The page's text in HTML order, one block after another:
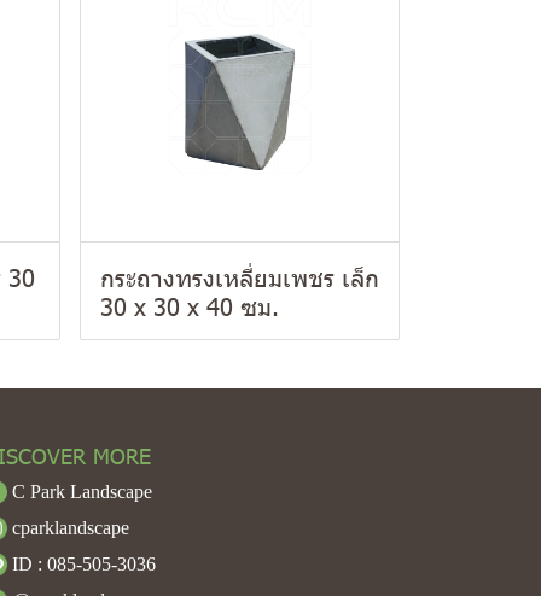
30
กระถางทรงเหลี่ยมเพชร เล็ก
30 x 30 x 40 ซม.
MORE
C Park Landscape
cparklandscape
ID : 085-505-3036